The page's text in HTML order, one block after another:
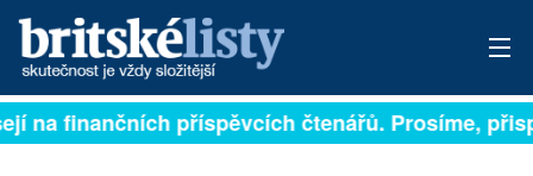
PŘIHLÁSIT
na finančních příspěvcích čtenářů. Prosíme,